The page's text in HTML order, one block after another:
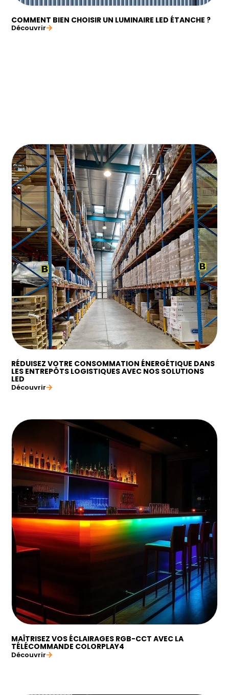
COMMENT BIEN CHOISIR UN LUMINAIRE LED ÉTANCHE ?
Découvrir
RÉDUISEZ VOTRE CONSOMMATION ÉNERGÉTIQUE DANS
LES ENTREPÔTS LOGISTIQUES AVEC NOS SOLUTIONS
LED
Découvrir
MAÎTRISEZ VOS ÉCLAIRAGES RGB-CCT AVEC LA
TÉLÉCOMMANDE COLORPLAY4
Découvrir